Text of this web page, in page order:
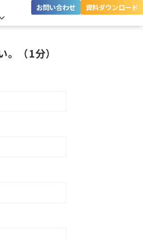
お問い合わせ 資料ダウンロード
（1分）